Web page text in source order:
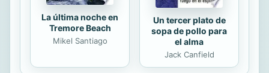
La última noche en
Tremore Beach
Mikel Santiago
Un tercer plato de
sopa de pollo para
el alma
Jack Canfield